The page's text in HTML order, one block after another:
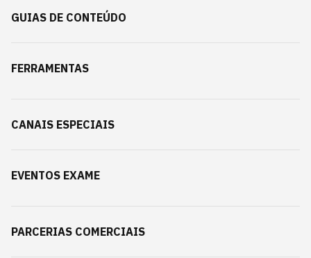
GUIAS DE CONTEÚDO
FERRAMENTAS
CANAIS ESPECIAIS
EVENTOS EXAME
PARCERIAS COMERCIAIS